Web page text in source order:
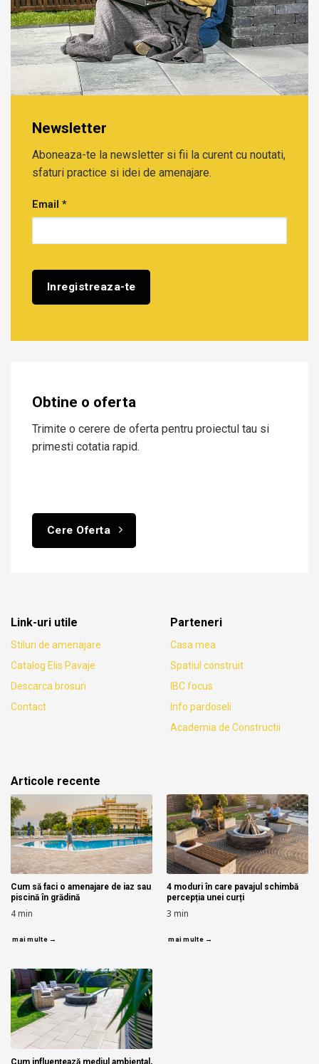
Newsletter
Aboneaza-te la newsletter si fii la curent cu noutati,
sfaturi practice si idei de amenajare.
Email *
Obtine o oferta
Trimite o cerere de oferta pentru proiectul tau si
primesti cotatia rapid.
Cere Oferta
Link-uri utile
Stiluri de amenajare
Catalog Elis Pavaje
Descarca brosuri
Contact
Parteneri
Casa mea
Spatiul construit
IBC focus
Info pardoseli
Academia de Constructii
Articole recente
Cum să faci o amenajare de iaz sau
piscină în grădină
4min
mai multe →
4 moduri în care pavajul schimbă
percepția unei curți
3 min
mai multe →
Cum influențează mediul ambiental,